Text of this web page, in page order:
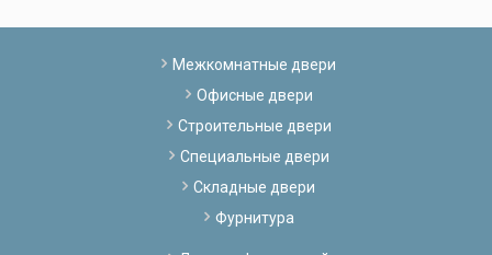
Межкомнатные двери
Офисные двери
Строительные двери
Специальные двери
Складные двери
Фурнитура